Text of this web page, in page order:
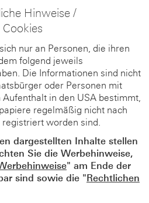
Hinweise /
Cookies
nur an Personen, die ihren
folgend jeweils
Die Informationen sind nicht
oder Personen mit
in den USA bestimmt,
regelmäßig nicht nach
worden sind.
dargestellten Inhalte stellen
Sie die Werbehinweise,
" am Ende der
sind sowie die "Rechtlichen